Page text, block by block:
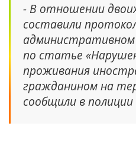
- В отношении
составили
по статье
проживания
гражданином на
сообщили в